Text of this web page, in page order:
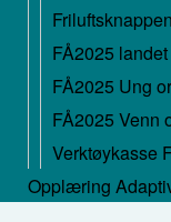
Friluftsknappen
FÅ2025
FÅ2025 Ung
FÅ2025 Venn
Verktøykasse
Opplæring